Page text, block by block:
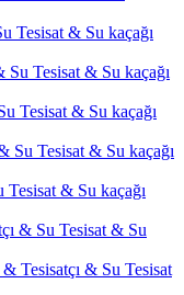
Tesisat & Su kaçağı
Su Tesisat & Su kaçağı
Tesisat & Su kaçağı
Su Tesisat & Su kaçağı
Tesisat & Su kaçağı
& Su Tesisat & Su
& Tesisatçı & Su Tesisat